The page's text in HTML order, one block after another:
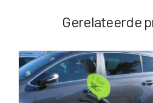
Gerelateerde